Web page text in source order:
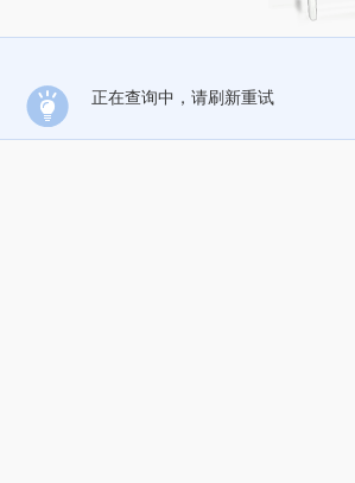
正在查询中，请刷新重试